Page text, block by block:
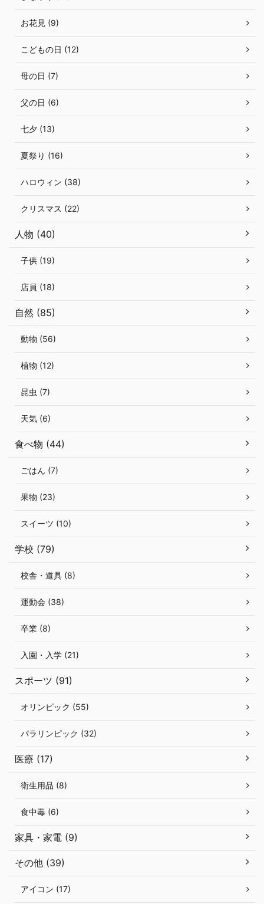
お花見 (9)
こどもの日 (12)
母の日 (7)
父の日 (6)
七夕 (13)
夏祭り (16)
ハロウィン (38)
クリスマス (22)
人物 (40)
子供 (19)
店員 (18)
自然 (85)
動物 (56)
植物 (12)
昆虫 (7)
天気 (6)
食べ物 (44)
ごはん (7)
果物 (23)
スイーツ (10)
学校 (79)
校舎・道具 (8)
運動会 (38)
卒業 (8)
入園・入学 (21)
スポーツ (91)
オリンピック (55)
パラリンピック (32)
医療 (17)
衛生用品 (8)
食中毒 (6)
家具・家電 (9)
その他 (39)
アイコン (17)